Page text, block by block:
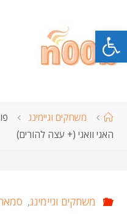
פתח סרגל נגישות
עמוד
ראשי
משחקים וגיימינג
האגי וואגי (+ עצה להורים)
משחקים וגיימינג,